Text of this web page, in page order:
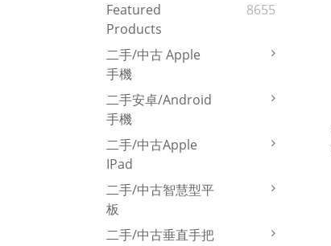
Featured
Products
8655
二手/中古 Apple
手機
二手安卓/Android
手機
二手/中古Apple
IPad
二手/中古智慧型平
板
二手/中古垂直手把